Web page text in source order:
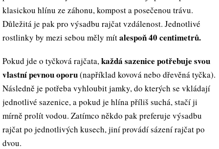
klasickou hlínu ze záhonu, kompost a posečenou trávu.
Důležitá je pak pro výsadbu rajčat vzdálenost. Jednotlivé
rostlinky by mezi sebou měly mítalespoň 40 centimetrů.
Pokud jde o tyčková rajčata,každá sazenice potřebuje svou
vlastní pevnou oporu(například kovová nebo dřevěná tyčka).
Následně je potřeba vyhloubit jamky, do kterých se vkládají
jednotlivé sazenice, a pokud je hlína příliš suchá, stačí ji
mírně prolít vodou. Zatímco někdo pak preferuje výsadbu
rajčat po jednotlivých kusech, jiní provádí sázení rajčat po
dvou.